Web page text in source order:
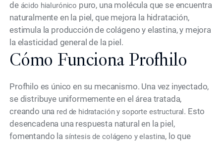
de ácido hialurónico puro, una molécula que se encuentra
naturalmente en la piel, que mejora la hidratación,
estimula la producción de colágeno y elastina, y mejora
la elasticidad general de la piel.
Cómo Funciona Profhilo
Profhilo es único en su mecanismo. Una vez inyectado,
se distribuye uniformemente en el área tratada,
creando una red de hidratación y soporte estructural . Esto
desencadena una respuesta natural en la piel,
fomentando la síntesis de colágeno y elastina, lo que